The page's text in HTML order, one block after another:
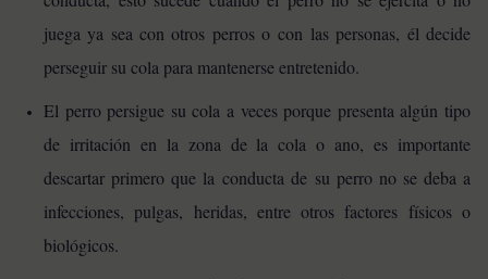
juega ya sea con otros perros o con las personas, él decide
perseguir su cola para mantenerse entretenido.
El perro persigue su cola a veces porque presenta algún tipo
de irritación en la zona de la cola o ano, es importante
descartar primero que la conducta de su perro no se deba a
infecciones, pulgas, heridas, entre otros factores físicos o
biológicos.